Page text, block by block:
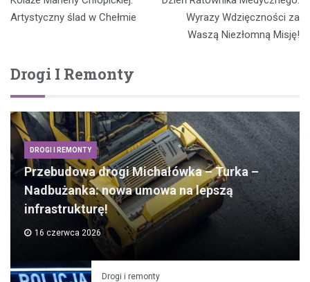
wpisu
Artystyczny ślad w Chełmie
Wyrazy Wdzięczności za
Waszą Niezłomną Misję!
Drogi I Remonty
DROGI I REMONTY
Przebudowa drogi Michałówka – Turka –
Nadbużanka: nowa umowa na lepszą
infrastrukturę!
16 czerwca 2026
Drogi i remonty